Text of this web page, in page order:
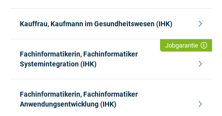
Kauffrau, Kaufmann im Gesundheitswesen (IHK)
Jobgarantie
Fachinformatikerin, Fachinformatiker
Systemintegration (IHK)
Fachinformatikerin, Fachinformatiker
Anwendungsentwicklung (IHK)